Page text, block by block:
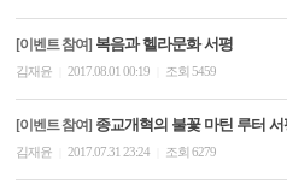
[이벤트 참여] 복음과 헬라문화 서평
김재윤 2017.08.01 00:19 조회 5459
[이벤트 참여] 종교개혁의 불꽃 마틴 루터 서
김재윤 2017.07.31 23:24 조회 6279